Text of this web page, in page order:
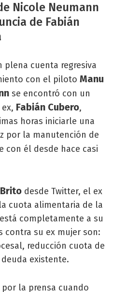
Nicole Neumann
de Fabián
plena cuenta regresiva
con el piloto Manu
se encontró con un
Fabián Cubero,
horas iniciarle una
por la manutención de
con él desde hace casi
desde Twitter, el ex
cuota alimentaria de la
completamente a su
contra su ex mujer son:
reducción cuota de
existente.
la prensa cuando